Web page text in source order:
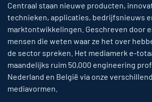
Centraal staan nieuwe producten,
technieken, applicaties, bedrijfsnieuws
marktontwikkelingen. Geschreven door
mensen die weten waar ze het over
de sector spreken. Het mediamerk e-
maandelijks ruim 50,000 engineering
Nederland en België via onze
mediavormen.